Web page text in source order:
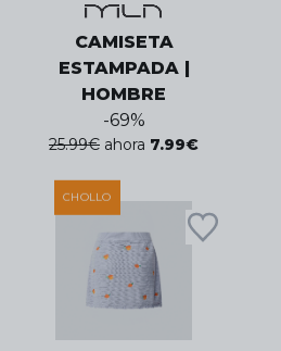
CAMISETA
ESTAMPADA |
HOMBRE
-69%
25.99€ ahora 7.99€
CHOLLO